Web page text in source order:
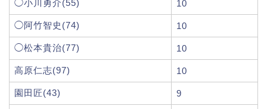
◯小川勇介(55) 10
◯阿竹智史(74) 10
◯松本貴治(77) 10
高原仁志(97) 10
園田匠(43) 9